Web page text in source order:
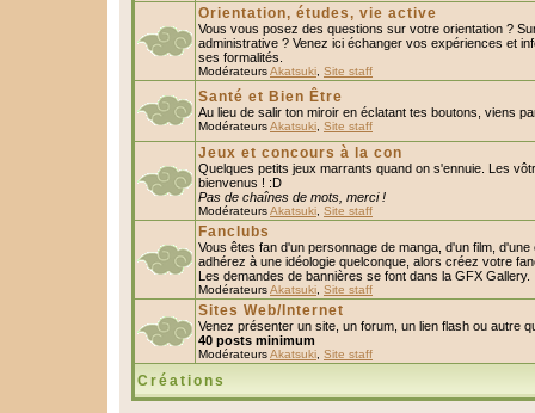
Orientation, études, vie active
Vous vous posez des questions sur votre orientation ?
administrative ? Venez ici échanger vos expériences et
ses formalités.
ModérateursAkatsuki Site staff
Santé et Bien Être
Au lieu de salir ton miroir en éclatant tes boutons, viens
ModérateursAkatsuki Site staff
Jeux et concours à la con
Quelques petits jeux marrants quand on s'ennuie. Les
bienvenus ! :D
Pas de chaînes de mots, merci !
ModérateursAkatsuki Site staff
Fanclubs
Vous êtes fan d'un personnage de manga, d'un film,
adhérez à une idéologie quelconque, alors créez votre
Les demandes de bannières se font dans la GFX Gallery.
ModérateursAkatsuki Site staff
Sites Web/Internet
Venez présenter un site, un forum, un lien flash ou autre
40 posts minimum
ModérateursAkatsuki Site staff
Créations